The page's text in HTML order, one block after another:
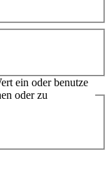
ein oder benutze
oder zu